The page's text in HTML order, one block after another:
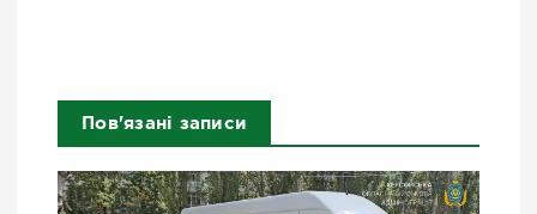
Пов'язані записи